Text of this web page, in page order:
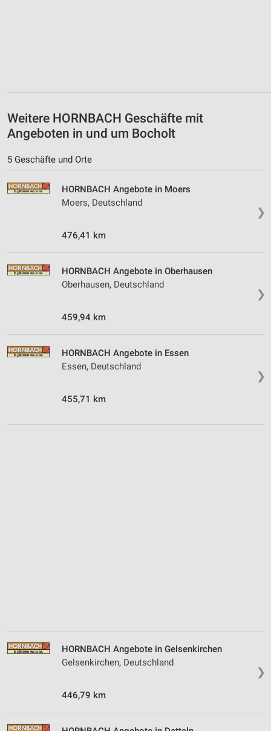
Weitere HORNBACH Geschäfte mit
Angeboten in und um Bocholt
5 Geschäfte und Orte
❯
HORNBACH Angebote in Moers
Moers, Deutschland
476,41 km
❯
HORNBACH Angebote in Oberhausen
Oberhausen, Deutschland
459,94 km
❯
HORNBACH Angebote in Essen
Essen, Deutschland
455,71 km
❯
HORNBACH Angebote in Gelsenkirchen
Gelsenkirchen, Deutschland
446,79 km